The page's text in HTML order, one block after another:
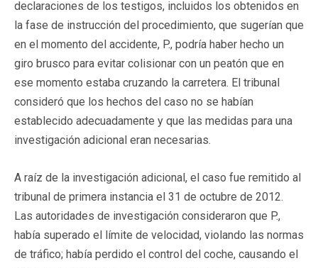
declaraciones de los testigos, incluidos los obtenidos en
la fase de instrucción del procedimiento, que sugerían que
en el momento del accidente, P., podría haber hecho un
giro brusco para evitar colisionar con un peatón que en
ese momento estaba cruzando la carretera. El tribunal
consideró que los hechos del caso no se habían
establecido adecuadamente y que las medidas para una
investigación adicional eran necesarias.
A raíz de la investigación adicional, el caso fue remitido al
tribunal de primera instancia el 31 de octubre de 2012.
Las autoridades de investigación consideraron que P.,
había superado el límite de velocidad, violando las normas
de tráfico; había perdido el control del coche, causando el